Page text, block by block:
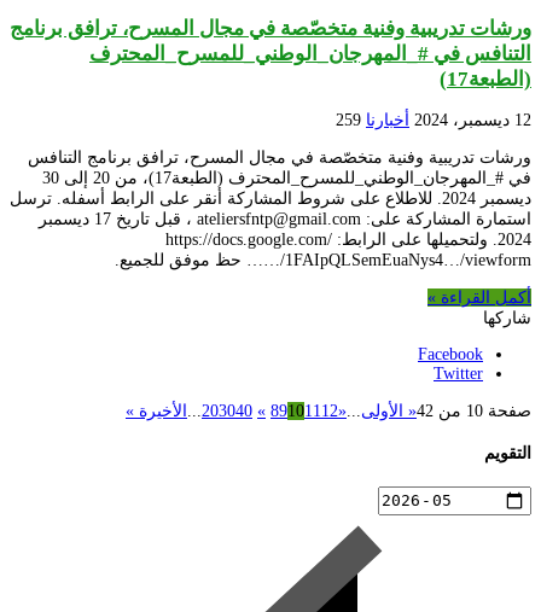
ورشات تدريبية وفنية متخصّصة في مجال المسرح، ترافق برنامج
التنافس في #_المهرجان_الوطني_للمسرح_المحترف
(الطبعة17)
12 ديسمبر، 2024 أخبارنا 259
ورشات تدريبية وفنية متخصّصة في مجال المسرح، ترافق برنامج التنافس
في #_المهرجان_الوطني_للمسرح_المحترف (الطبعة17)، من 20 إلى 30
ديسمبر 2024. للاطلاع على شروط المشاركة أنقر على الرابط أسفله. ترسل
استمارة المشاركة على: ateliersfntp@gmail.com ، قبل تاريخ 17 ديسمبر
2024. ولتحميلها على الرابط: https://docs.google.com/
…/1FAIpQLSemEuaNys4…/viewform… حظ موفق للجميع.
أكمل القراءة »
شاركها
Facebook
Twitter
صفحة 10 من 42 « الأولى «
891011 12
»
203040 الأخيرة »
التقويم